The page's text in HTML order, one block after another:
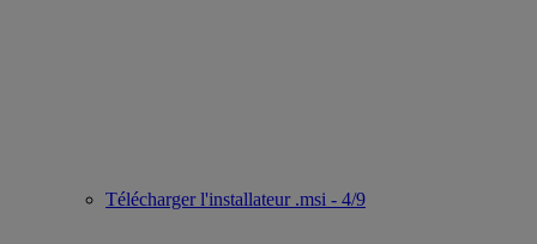
Télécharger l'installateur .msi - 4/9